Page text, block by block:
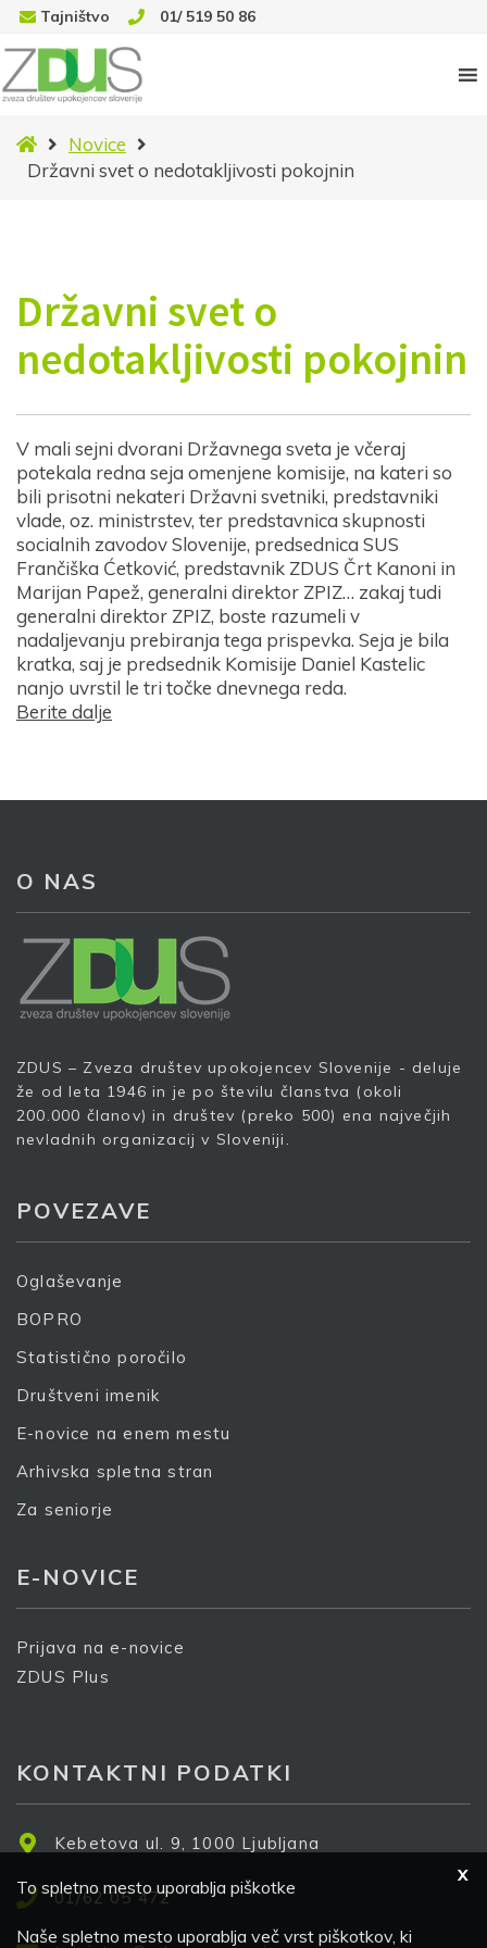
Tajništvo 01/ 519 50 86
DomovNovice
Državni svet o nedotakljivosti pokojnin
Državni svet o
nedotakljivosti pokojnin
V mali sejni dvorani Državnega sveta je včeraj
potekala redna seja omenjene komisije, na kateri so
bili prisotni nekateri Državni svetniki, predstavniki
vlade, oz. ministrstev, ter predstavnica skupnosti
socialnih zavodov Slovenije, predsednica SUS
Frančiška Ćetković, predstavnik ZDUS Črt Kanoni in
Marijan Papež, generalni direktor ZPIZ… zakaj tudi
generalni direktor ZPIZ, boste razumeli v
nadaljevanju prebiranja tega prispevka. Seja je bila
kratka, saj je predsednik Komisije Daniel Kastelic
nanjo uvrstil le tri točke dnevnega reda.
Berite dalje
O NAS
ZDUS – Zveza društev upokojencev Slovenije - deluje
že od leta 1946 in je po številu članstva (okoli
200.000 članov) in društev (preko 500) ena največjih
nevladnih organizacij v Sloveniji.
POVEZAVE
Oglaševanje
BOPRO
Statistično poročilo
Društveni imenik
E-novice na enem mestu
Arhivska spletna stran
Za seniorje
E-NOVICE
Prijava na e-novice
ZDUS Plus
KONTAKTNI PODATKI
Kebetova ul. 9, 1000 Ljubljana
01/62 05 472
X
To spletno mesto uporablja piškotke
Naše spletno mesto uporablja več vrst piškotkov, ki
Prijava na e-novice
Vaš elektronski naslov
S prijavo dovoljujem, da podjetje ZDUS moje osebne
Prijava